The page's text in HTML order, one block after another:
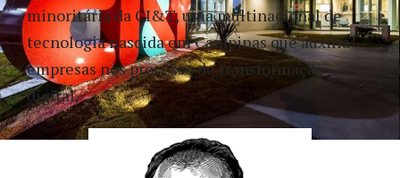
minoritária da CI&T, uma multinacional de
tecnologia nascida em Campinas que auxilia
empresas nos processo de transformação
digital.